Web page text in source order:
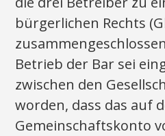
bürgerlichen Rechts
Betrieb der Bar sei
zwischen den
worden, dass das auf
Gemeinschaftskonto